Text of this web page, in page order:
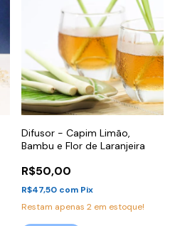
Difusor - Capim Limão,
Bambu e Flor de Laranjeira
R$50,00
R$47,50 com Pix
Restam apenas 2 em estoque!